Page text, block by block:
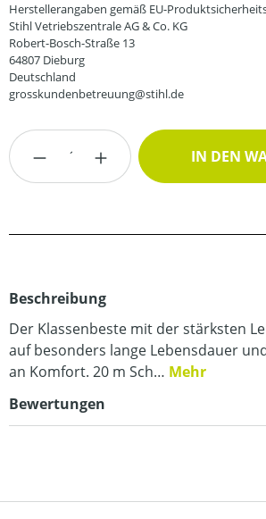
Herstellerangaben gemäß EU-
Stihl Vetriebszentrale AG & Co. KG
Robert-Bosch-Straße 13
64807 Dieburg
Deutschland
grosskundenbetreuung@stihl.de
Produkt Anzahl: Gib den
IN DEN
Beschreibung
Der Klassenbeste mit der stärksten
auf besonders lange Lebensdauer
an Komfort. 20 m Sch… Mehr
Bewertungen